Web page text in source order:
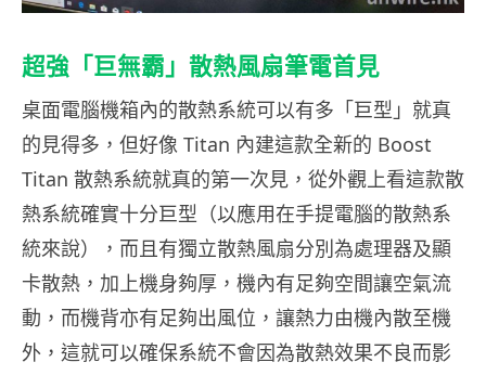
超強「巨無霸」散熱風扇筆電首見
桌面電腦機箱內的散熱系統可以有多「巨型」就真
的見得多，但好像 Titan 內建這款全新的 Boost
Titan 散熱系統就真的第一次見，從外觀上看這款散
熱系統確實十分巨型（以應用在手提電腦的散熱系
統來說），而且有獨立散熱風扇分別為處理器及顯
卡散熱，加上機身夠厚，機內有足夠空間讓空氣流
動，而機背亦有足夠出風位，讓熱力由機內散至機
外，這就可以確保系統不會因為散熱效果不良而影